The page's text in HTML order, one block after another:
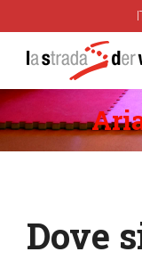
Dove